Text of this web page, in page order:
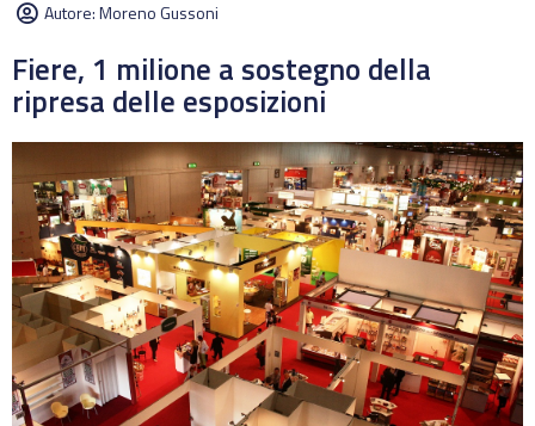
Autore:Moreno Gussoni
Fiere, 1 milione a sostegno della
ripresa delle esposizioni